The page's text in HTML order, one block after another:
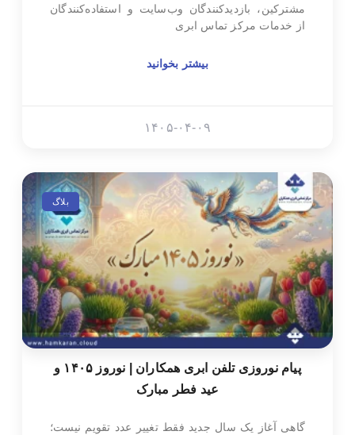
مشترکین، بازدیدکنندگان وب‌سایت و استفاده‌کنندگان
از خدمات مرکز تماس ابری
بیشتر بخوانید
۱۴۰۵-۰۴-۰۹
بلاگ
پیام نوروزی تلفن ابری همکاران | نوروز ۱۴۰۵ و
عید فطر مبارک
گاهی آغاز یک سال جدید فقط تغییر عدد تقویم نیست؛